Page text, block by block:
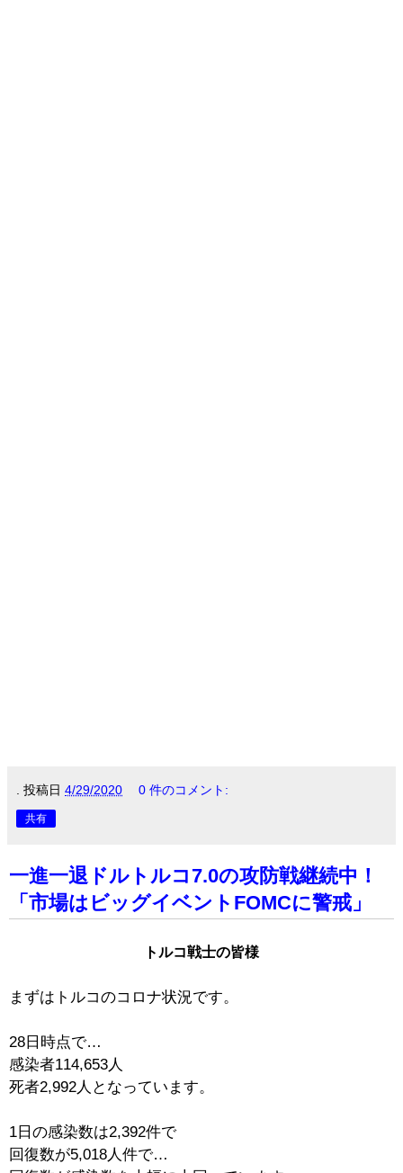
投稿日 4/29/2020 0 件のコメント:
共有
一進一退ドルトルコ7.0の攻防戦継続中！
「市場はビッグイベントFOMCに警戒」
トルコ戦士の皆様
まずはトルコのコロナ状況です。
28日 時点で…
感染者114,653人
死者2,992人となっています。
1日の感染数は2,392件で
回復数が5,018人件で…